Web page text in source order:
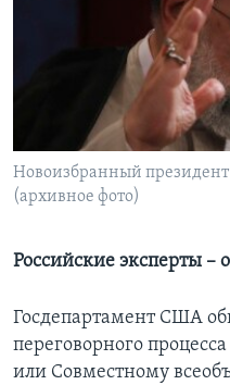
Learning English
СОЦИАЛЬНЫЕ СЕТИ
Языки
Новоизбранный
(архивное фото)
Российские эксперты
Госдепартамент США
переговорного
или Совместному